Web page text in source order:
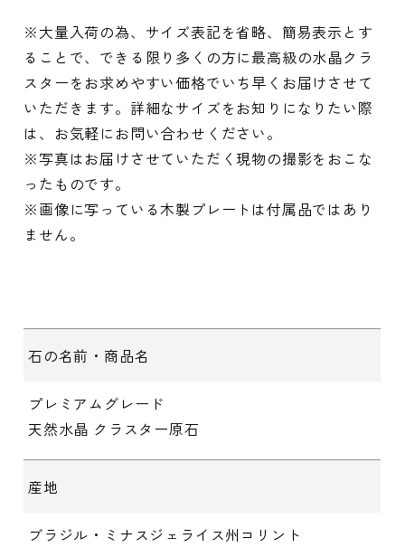
※大量入荷の為、サイズ表記を省略、簡易表示とす
ることで、できる限り多くの方に最高級の水晶クラ
スターをお求めやすい価格でいち早くお届けさせて
いただきます。詳細なサイズをお知りになりたい際
は、お気軽にお問い合わせください。
※写真はお届けさせていただく現物の撮影をおこな
ったものです。
※画像に写っている木製プレートは付属品ではあり
ません。
石の名前・商品名
プレミアムグレード
天然水晶 クラスター原石
産地
ブラジル・ミナスジェライス州コリント